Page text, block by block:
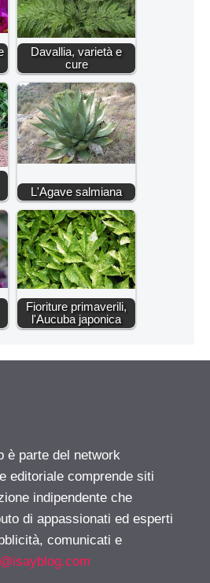
Davallia, varietà e
cure
L'Agave salmiana
Fioriture primaverili,
l'Aucuba japonica
è parte del network
editoriale comprende siti
indipendente che
di appassionati ed esperti
comunicati e